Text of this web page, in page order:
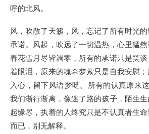
呼的北风。
风，吹散了天籁，风，忘记了所有时光
承诺。风起，吹远了一切温热，心里猛然
春花雪月尽皆凋零，所有的承诺只是笑
着眼泪，原来的魂牵梦萦只是自我安慰
入心，留下风语梦呓。所有的认真原来
我们渐行渐离，像迷了路的孩子，陌生
起缘尽，执着的人终究只是不认真者生
而已，别无解释。